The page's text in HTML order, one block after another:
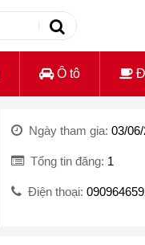
Ô tô
Ngày tham gia: 03/
Tổng tin đăng: 1
Điện thoại: